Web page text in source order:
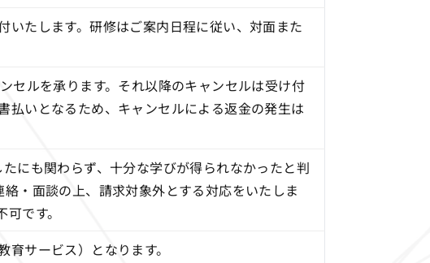
たします。研修はご案内日程に従い、対面また
セルを承ります。それ以降のキャンセルは受け付
払いとなるため、キャンセルによる返金の発生は
にも関わらず、十分な学びが得られなかったと判
・面談の上、請求対象外とする対応をいたしま
です。
サービス）となります。